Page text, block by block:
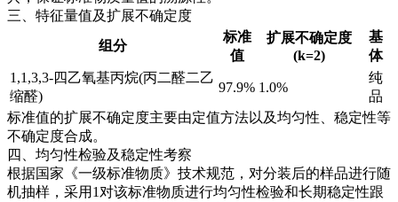
三、特征量值及扩展不确定度
组分
标准
值
扩展不确定度
(k=2)
基
体
1,1,3,3-四乙氧基丙烷(丙二醛二乙
缩醛)
97.9% 1.0%
纯
品
标准值的扩展不确定度主要由定值方法以及均匀性、稳定性等
不确定度合成。
四、均匀性检验及稳定性考察
根据国家《一级标准物质》技术规范，对分装后的样品进行随
机抽样，采用1对该标准物质进行均匀性检验和长期稳定性跟